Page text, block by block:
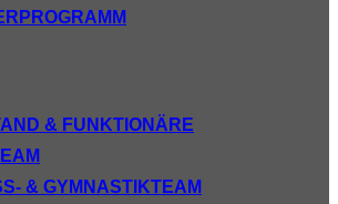
& FUNKTIONÄRE
& GYMNASTIKTEAM